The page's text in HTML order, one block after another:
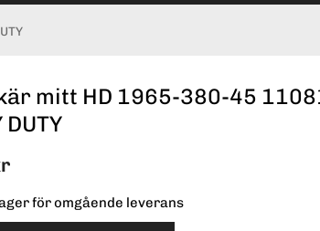
mitt HD 1965-380-45
DUTY
för omgående leverans